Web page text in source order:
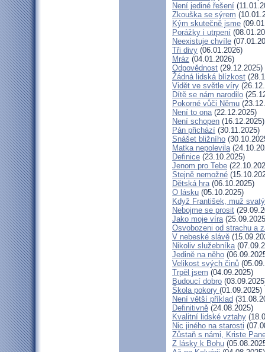
Není jediné řešení
Zkouška se sýrem
Kým skutečně jsme
Porážky i utrpení
Neexistuje chvíle
Tři divy (06.01.2026)
Mráz (04.01.2026)
Odpovědnost (29.12.2025)
Žádná lidská blízkost
Vidět ve světle víry
Dítě se nám narodilo
Pokorné vůči Němu
Není to ona(22.12.2025)
Není schopen (16.12.2025)
Pán přichází (30.11.2025)
Snášet bližního
Matka nepolevila
Definice (23.10.2025)
Jenom pro Tebe
Stejně nemožné
Dětská hra(06.10.2025)
O lásku (05.10.2025)
Když František, muž svatý
Nebojme se prosit
Jako moje víra
Osvobozeni od strachu a
V nebeské slávě
Nikoliv služebníka
Jedině na něho
Velikost svých činů
Trpěl jsem (04.09.2025)
Budoucí dobro
Škola pokory (01.09.2025)
Není větší příklad
Definitivně (24.08.2025)
Kvalitní lidské vztahy
Nic jiného na starosti
Zůstaň s námi, Kriste
Z lásky k Bohu